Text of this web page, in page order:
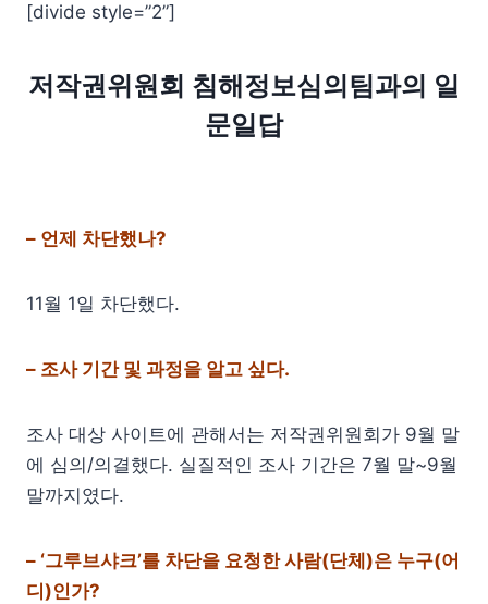
[divide style=”2”]
저작권위원회 침해정보심의팀과의 일
문일답
– 언제 차단했나?
11월 1일 차단했다.
– 조사 기간 및 과정을 알고 싶다.
조사 대상 사이트에 관해서는 저작권위원회가 9월 말
에 심의/의결했다. 실질적인 조사 기간은 7월 말~9월
말까지였다.
– ‘그루브샤크’를 차단을 요청한 사람(단체)은 누구(어
디)인가?